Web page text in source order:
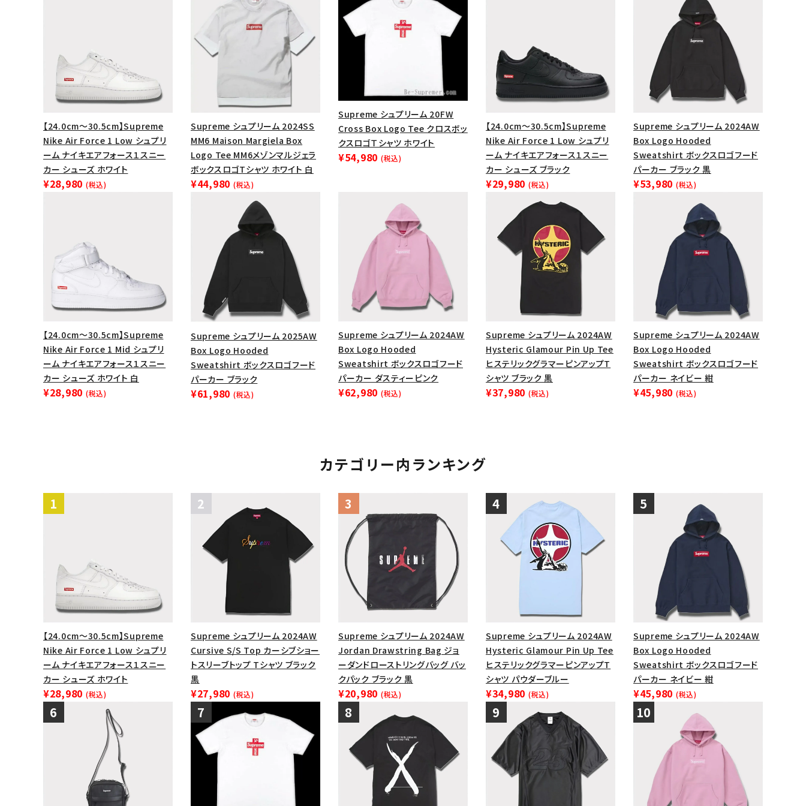
円 ～ 円
Tシャツ・ロングスリーブ
パーカー・クルーネック
ブラックスウェット
在庫のない商品を表示する
絞り込んで検索する
【24.0cm～30.5cm】Supreme
Nike Air Force 1 Low シュプリ
ーム ナイキエアフォース１スニー
カー シューズ ホワイト
¥28,980 (税込)
Supreme シュプリーム 2024SS
MM6 Maison Margiela Box
Logo Tee MM6メゾンマルジェラ
ボックスロゴTシャツ ホワイト 白
¥44,980 (税込)
Supreme シュプリーム 20FW
Cross Box Logo Tee クロスボッ
クスロゴＴシャツ ホワイト
¥54,980 (税込)
【24.0cm～30.5cm】Supreme
Nike Air Force 1 Low シュプリ
ーム ナイキエアフォース１スニー
カー シューズ ブラック
¥29,980 (税込)
Supreme シュプリーム 2024AW
Box Logo Hooded
Sweatshirt ボックスロゴフード
パーカー ブラック 黒
¥53,980 (税込)
【24.0cm～30.5cm】Supreme
Nike Air Force 1 Mid シュプリ
ーム ナイキエアフォース１スニー
カー シューズ ホワイト 白
¥28,980 (税込)
Supreme シュプリーム 2025AW
Box Logo Hooded
Sweatshirt ボックスロゴフード
パーカー ブラック
¥61,980 (税込)
Supreme シュプリーム 2024AW
Box Logo Hooded
Sweatshirt ボックスロゴフード
パーカー ダスティーピンク
¥62,980 (税込)
Supreme シュプリーム 2024AW
Hysteric Glamour Pin Up Tee
ヒステリックグラマーピンアップT
シャツ ブラック 黒
¥37,980 (税込)
Supreme シュプリーム 2024AW
Box Logo Hooded
Sweatshirt ボックスロゴフード
パーカー ネイビー 紺
¥45,980 (税込)
カテゴリー内ランキング
【24.0cm～30.5cm】Supreme
Nike Air Force 1 Low シュプリ
ーム ナイキエアフォース１スニー
カー シューズ ホワイト
¥28,980 (税込)
Supreme シュプリーム 2024AW
Cursive S/S Top カーシブショー
トスリーブトップ Tシャツ ブラック
黒
¥27,980 (税込)
Supreme シュプリーム 2024AW
Jordan Drawstring Bag ジョ
ーダンドローストリングバッグ バッ
クパック ブラック 黒
¥20,980 (税込)
Supreme シュプリーム 2024AW
Hysteric Glamour Pin Up Tee
ヒステリックグラマーピンアップT
シャツ パウダーブルー
¥34,980 (税込)
Supreme シュプリーム 2024AW
Box Logo Hooded
Sweatshirt ボックスロゴフード
パーカー ネイビー 紺
¥45,980 (税込)